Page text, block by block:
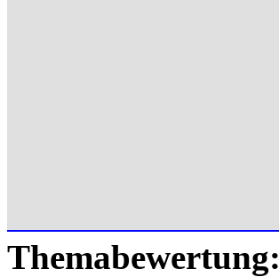
Themabewertung: